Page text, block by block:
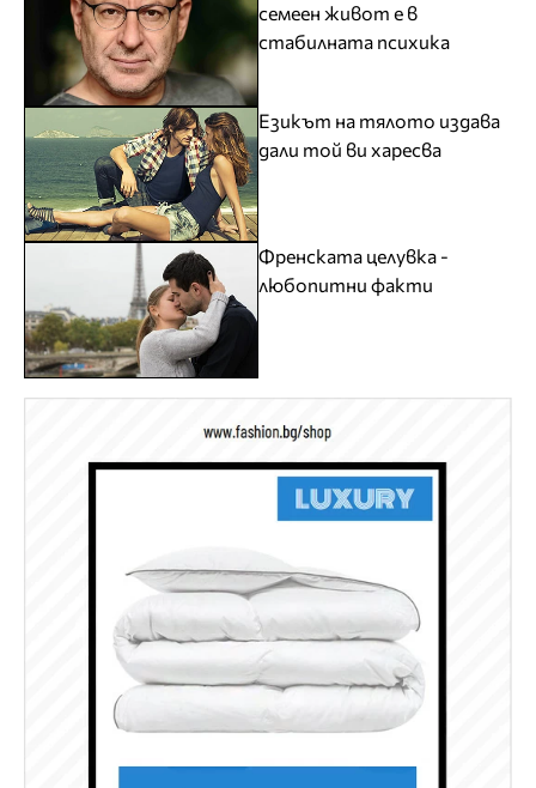
семеен живот е в
стабилната психика
Езикът на тялото издава
дали той ви харесва
Френската целувка -
любопитни факти